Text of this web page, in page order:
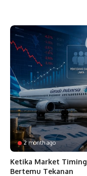
2 month ago
Ketika Market Timing
Bertemu Tekanan